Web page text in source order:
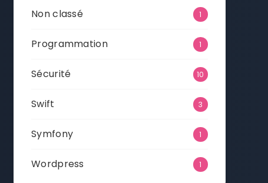
Non classé 1
Programmation 1
Sécurité 10
Swift 3
Symfony 1
Wordpress 1